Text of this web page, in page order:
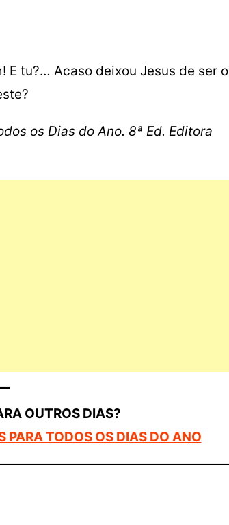
E tu?… Acaso deixou Jesus de ser o
os Dias do Ano. 8ª Ed. Editora
OUTROS DIAS?
PARA TODOS OS DIAS DO ANO